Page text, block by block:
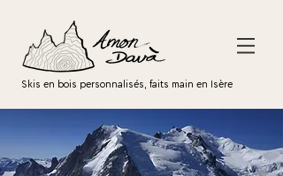
Skis en bois personnalisés, faits main en Isère